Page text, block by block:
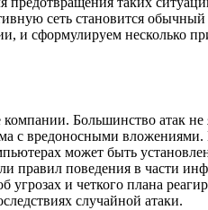
сеть становится
и сформулируем несколько
Большинство атак
с вредоносными
может быть
правил поведения в части
и четкого плана
случайной атаки.